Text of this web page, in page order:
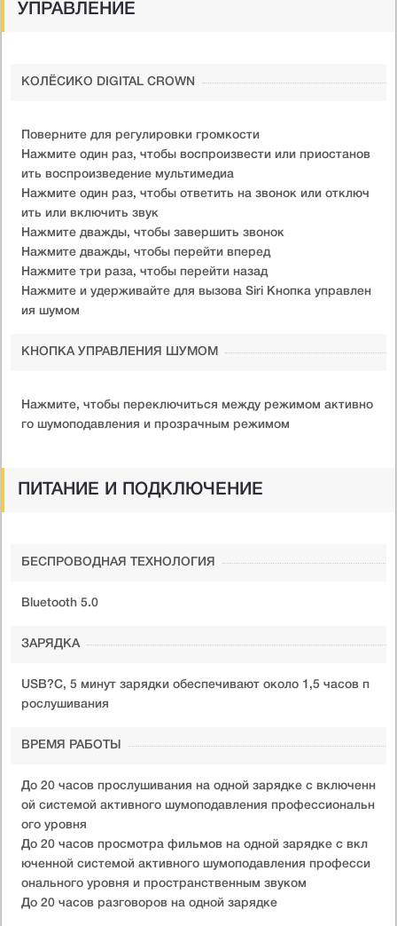
УПРАВЛЕНИЕ
КОЛЁСИКО DIGITAL CROWN
Поверните для регулировки громкости
Нажмите один раз, чтобы воспроизвести или приостанов
ить воспроизведение мультимедиа
Нажмите один раз, чтобы ответить на звонок или отключ
ить или включить звук
Нажмите дважды, чтобы завершить звонок
Нажмите дважды, чтобы перейти вперед
Нажмите три раза, чтобы перейти назад
Нажмите и удерживайте для вызова Siri Кнопка управлен
ия шумом
КНОПКА УПРАВЛЕНИЯ ШУМОМ
Нажмите, чтобы переключиться между режимом активно
го шумоподавления и прозрачным режимом
ПИТАНИЕ И ПОДКЛЮЧЕНИЕ
БЕСПРОВОДНАЯ ТЕХНОЛОГИЯ
Bluetooth 5.0
ЗАРЯДКА
USB?C, 5 минут зарядки обеспечивают около 1,5 часов п
рослушивания
ВРЕМЯ РАБОТЫ
До 20 часов прослушивания на одной зарядке с включенн
ой системой активного шумоподавления профессиональн
ого уровня
До 20 часов просмотра фильмов на одной зарядке с вкл
юченной системой активного шумоподавления професси
онального уровня и пространственным звуком
До 20 часов разговоров на одной зарядке